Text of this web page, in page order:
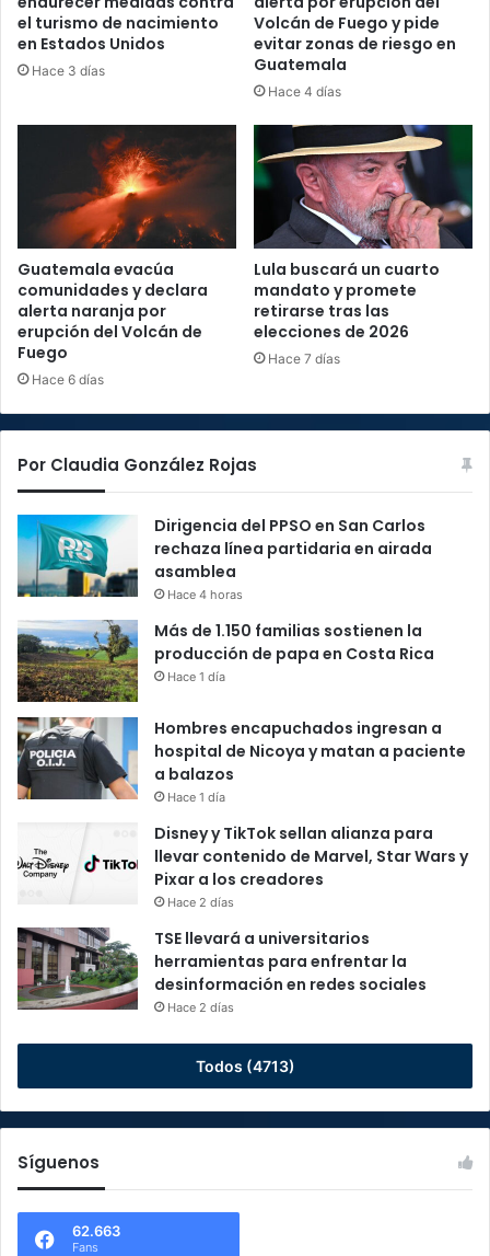
el turismo de nacimiento
en Estados Unidos
Hace 3 días
Volcán de Fuego y pide
evitar zonas de riesgo en
Guatemala
Hace 4 días
Guatemala evacúa
comunidades y declara
alerta naranja por
erupción del Volcán de
Fuego
Hace 6 días
Lula buscará un cuarto
mandato y promete
retirarse tras las
elecciones de 2026
Hace 7 días
Por Claudia González Rojas
Dirigencia del PPSO en San Carlos
rechaza línea partidaria en airada
asamblea
Hace 4 horas
Más de 1.150 familias sostienen la
producción de papa en Costa Rica
Hace 1 día
Hombres encapuchados ingresan a
hospital de Nicoya y matan a paciente
a balazos
Hace 1 día
Disney y TikTok sellan alianza para
llevar contenido de Marvel, Star Wars y
Pixar a los creadores
Hace 2 días
TSE llevará a universitarios
herramientas para enfrentar la
desinformación en redes sociales
Hace 2 días
Todos (4713)
Síguenos
62.663
Fans